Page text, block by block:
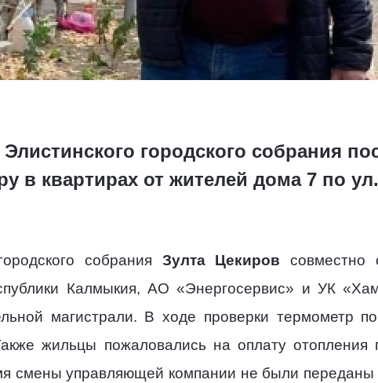
городского собрания
в квартирах от жителей дома 7 по
собрания Зулта Цекиров совместно
Калмыкия, АО «Энергосервис» и УК
магистрали. В ходе проверки термометр
жильцы пожаловались на оплату отопления
смены управляющей компании не были переданы